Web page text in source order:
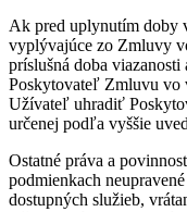
Ak pred uplynutím doby
vyplývajúce zo Zmluvy
príslušná doba
Poskytovateľ Zmluvu vo
Užívateľ uhradiť
určenej podľa vyššie
Ostatné práva a
podmienkach
dostupných služieb,